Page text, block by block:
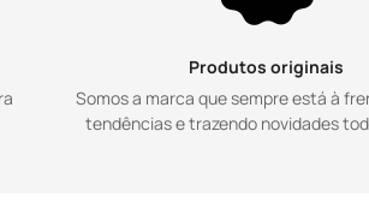
Produtos originais
Somos a marca que sempre está à
tendências e trazendo novidades